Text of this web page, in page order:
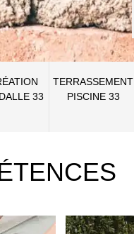
33
TERRASSEMENT
PISCINE 33